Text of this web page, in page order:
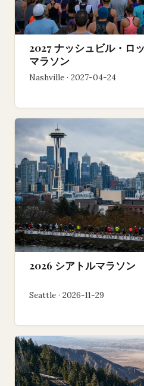
2027 ナッシュビル・ロ
マラソン
Nashville · 2027-04-24
2026 シアトルマラソン
Seattle · 2026-11-29